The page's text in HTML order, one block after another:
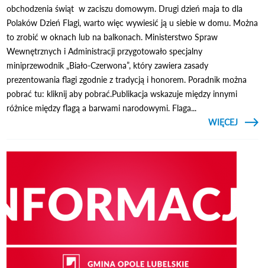
obchodzenia świąt w zaciszu domowym. Drugi dzień maja to dla
Polaków Dzień Flagi, warto więc wywiesić ją u siebie w domu. Można
to zrobić w oknach lub na balkonach. Ministerstwo Spraw
Wewnętrznych i Administracji przygotowało specjalny
miniprzewodnik „Biało-Czerwona”, który zawiera zasady
prezentowania flagi zgodnie z tradycją i honorem. Poradnik można
pobrać tu: kliknij aby pobrać.Publikacja wskazuje między innymi
różnice między flagą a barwami narodowymi. Flaga...
CZYTAJ
WIĘCEJ
O